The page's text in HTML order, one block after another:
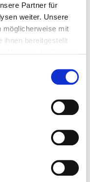
Partner für
weiter. Unsere
möglicherweise mit
ihnen bereitgestellt
weiterhin nutzen.